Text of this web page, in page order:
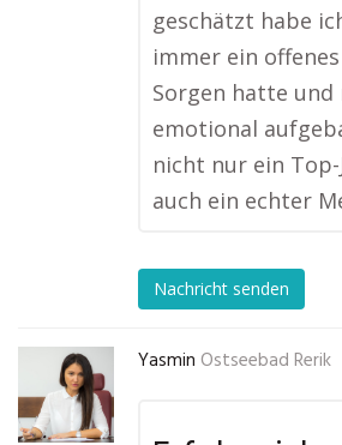
geschätzt habe
immer ein
Sorgen hatte und
emotional
nicht nur ein
auch ein echter
Nachricht senden
Yasmin Ostseebad Rerik